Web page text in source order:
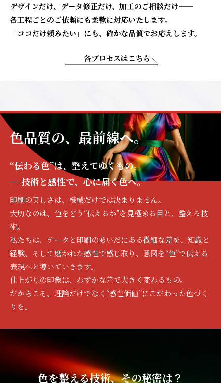
デザインだけ、データ修正だけ、加工のご相談だけ──
各工程ごとのご依頼にも柔軟に対応いたします。
「ココだけ頼みたい」にも、確かな品質でお応えします。
各プロセスはこちら
色品質の、最前線へ。
“伝わる色”は、整えてゆくもの。
─ 技術と感性で、心に届く色へ。
印刷の美しさは、機械だけでは決まりません。
大切なのは、色をどう“伝えるか”を見極める目と、整える技
術。
私たちは、データと印刷のあいだにある微細な差を、知識と
経験、そして磨かれた感性で感じ取り、意図を“色”で伝える
表現へと導いていきます。
仕上がりの印象は、わずかな差で大きく変わるもの。
だからこそ、理論だけでなく“感性価値”にこだわった色づく
りを。
色を整える技術、その秘密は？